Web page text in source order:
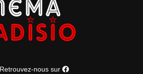
Retrouvez-nous sur